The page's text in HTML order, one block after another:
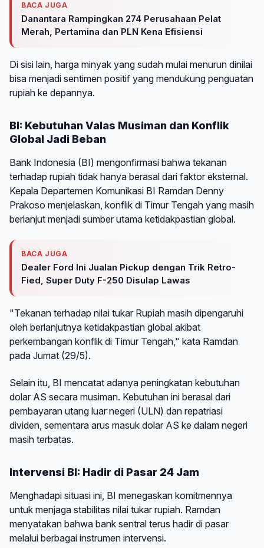
BACA JUGA
Danantara Rampingkan 274 Perusahaan Pelat
Merah, Pertamina dan PLN Kena Efisiensi
Di sisi lain, harga minyak yang sudah mulai menurun dinilai
bisa menjadi sentimen positif yang mendukung penguatan
rupiah ke depannya.
BI: Kebutuhan Valas Musiman dan Konflik
Global Jadi Beban
Bank Indonesia (BI) mengonfirmasi bahwa tekanan
terhadap rupiah tidak hanya berasal dari faktor eksternal.
Kepala Departemen Komunikasi BI Ramdan Denny
Prakoso menjelaskan, konflik di Timur Tengah yang masih
berlanjut menjadi sumber utama ketidakpastian global.
BACA JUGA
Dealer Ford Ini Jualan Pickup dengan Trik Retro-
Fied, Super Duty F-250 Disulap Lawas
"Tekanan terhadap nilai tukar Rupiah masih dipengaruhi
oleh berlanjutnya ketidakpastian global akibat
perkembangan konflik di Timur Tengah," kata Ramdan
pada Jumat (29/5).
Selain itu, BI mencatat adanya peningkatan kebutuhan
dolar AS secara musiman. Kebutuhan ini berasal dari
pembayaran utang luar negeri (ULN) dan repatriasi
dividen, sementara arus masuk dolar AS ke dalam negeri
masih terbatas.
Intervensi BI: Hadir di Pasar 24 Jam
Menghadapi situasi ini, BI menegaskan komitmennya
untuk menjaga stabilitas nilai tukar rupiah. Ramdan
menyatakan bahwa bank sentral terus hadir di pasar
melalui berbagai instrumen intervensi.